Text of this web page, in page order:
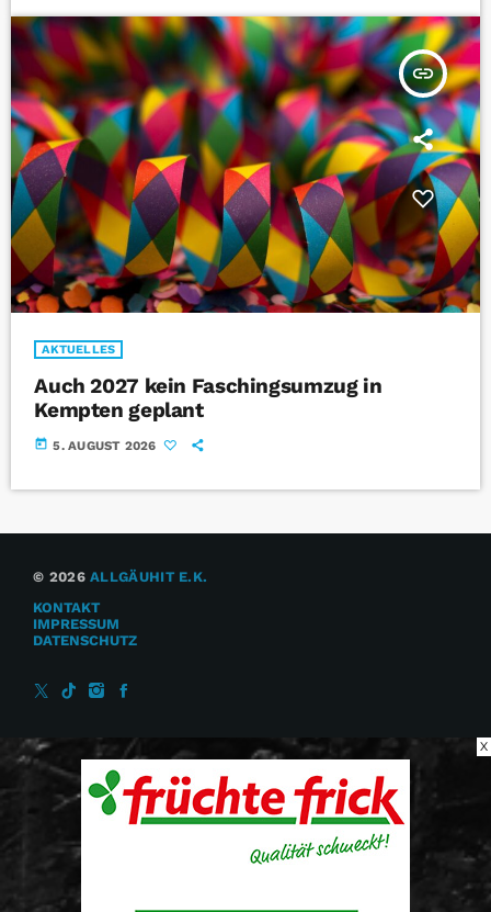
insert_link
AKTUELLES
Auch 2027 kein Faschingsumzug in
Kempten geplant
today 5. AUGUST 2026
© 2026ALLGÄUHIT E.K.
KONTAKT
IMPRESSUM
DATENSCHUTZ
X